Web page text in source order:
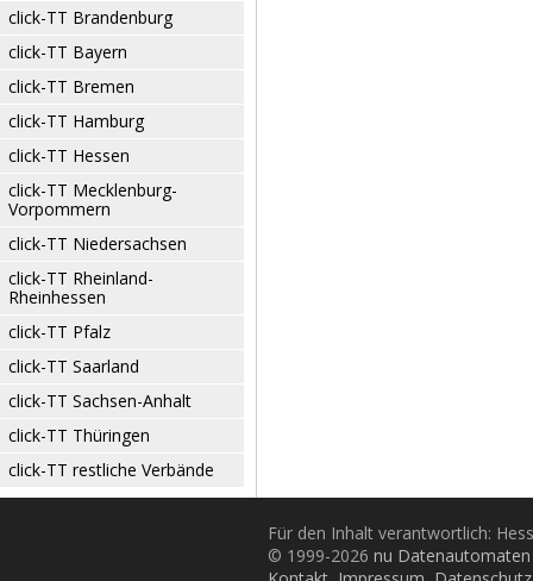
click-TT Brandenburg
click-TT Bayern
click-TT Bremen
click-TT Hamburg
click-TT Hessen
click-TT Mecklenburg-
Vorpommern
click-TT Niedersachsen
click-TT Rheinland-
Rheinhessen
click-TT Pfalz
click-TT Saarland
click-TT Sachsen-Anhalt
click-TT Thüringen
click-TT restliche Verbände
Für den Inhalt verantwortlich:
© 1999-2026 nu